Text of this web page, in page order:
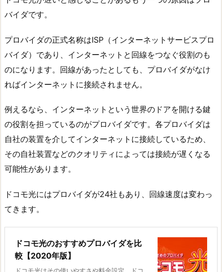
バイダです。
プロバイダの正式名称はISP（インターネットサービスプロ
バイダ）であり、インターネットと回線をつなぐ役割のも
のになります。回線があったとしても、プロバイダがなけ
ればインターネットに接続されません。
例えるなら、インターネットという世界のドアを開ける鍵
の役割を担っているのがプロバイダです。各プロバイダは
自社の装置を介してインターネットに接続しているため、
その自社装置などのクオリティによっては接続が遅くなる
可能性があります。
ドコモ光にはプロバイダが24社もあり、回線速度は変わっ
てきます。
ドコモ光のおすすめプロバイダを比
較【2020年版】